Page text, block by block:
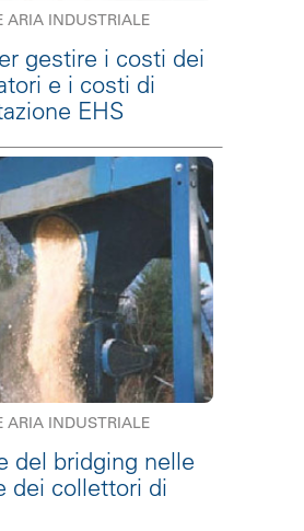
ARIA INDUSTRIALE
gestire i costi dei
e i costi di
EHS
ARIA INDUSTRIALE
del bridging nelle
dei collettori di